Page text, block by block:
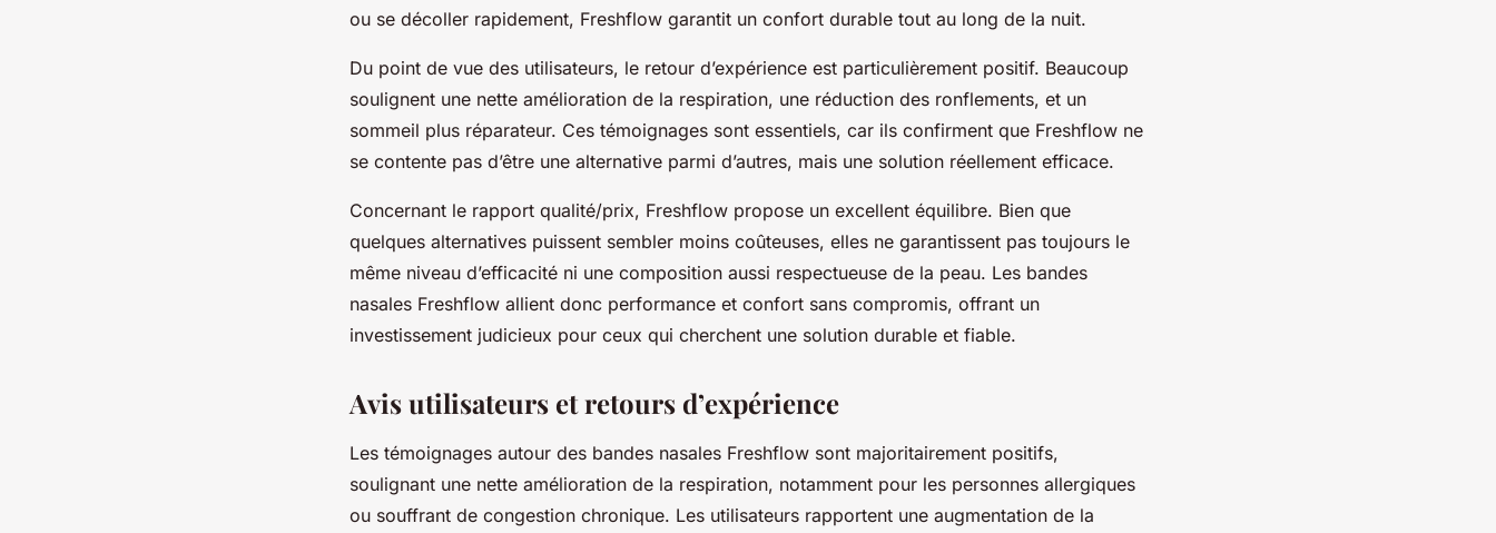
ou se décoller rapidement, Freshflow garantit un confort durable tout au long de la nuit.
Du point de vue des utilisateurs, le retour d’expérience est particulièrement positif. Beaucoup
soulignent une nette amélioration de la respiration, une réduction des ronflements, et un
sommeil plus réparateur. Ces témoignages sont essentiels, car ils confirment que Freshflow ne
se contente pas d’être une alternative parmi d’autres, mais une solution réellement efficace.
Concernant le rapport qualité/prix, Freshflow propose un excellent équilibre. Bien que
quelques alternatives puissent sembler moins coûteuses, elles ne garantissent pas toujours le
même niveau d’efficacité ni une composition aussi respectueuse de la peau. Les bandes
nasales Freshflow allient donc performance et confort sans compromis, offrant un
investissement judicieux pour ceux qui cherchent une solution durable et fiable.
Avis utilisateurs et retours d’expérience
Les témoignages autour des bandes nasales Freshflow sont majoritairement positifs,
soulignant une nette amélioration de la respiration, notamment pour les personnes allergiques
ou souffrant de congestion chronique. Les utilisateurs rapportent une augmentation de la